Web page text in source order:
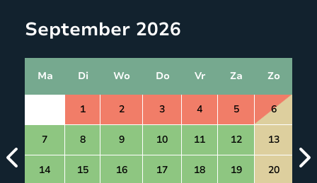
September 2026
Ma Di Wo Do Vr Za Zo
1 2 3 4 5 6
7 8 9 10 11 12 13
14 15 16 17 18 19 20